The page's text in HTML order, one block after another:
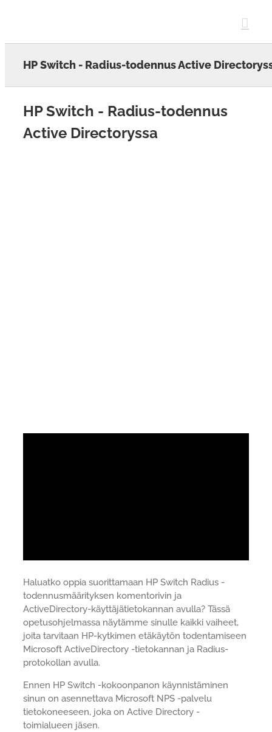
HP Switch - Radius-todennus Active
HP Switch - Radius-todennus
Active Directoryssa
Haluatko oppia suorittamaan HP Switch Radius -
todennusmäärityksen komentorivin ja
ActiveDirectory-käyttäjätietokannan avulla? Tässä
opetusohjelmassa näytämme sinulle kaikki vaiheet,
joita tarvitaan HP-kytkimen etäkäytön todentamiseen
Microsoft ActiveDirectory -tietokannan ja Radius-
protokollan avulla.
Ennen HP Switch -kokoonpanon käynnistäminen
sinun on asennettava Microsoft NPS -palvelu
tietokoneeseen, joka on Active Directory -
toimialueen jäsen.